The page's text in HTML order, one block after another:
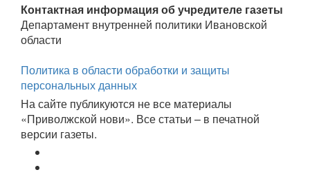
Контактная информация об учредителе газеты
Департамент внутренней политики Ивановской
области
Политика в области обработки и защиты
персональных данных
На сайте публикуются не все материалы
«Приволжской нови». Все статьи – в печатной
версии газеты.